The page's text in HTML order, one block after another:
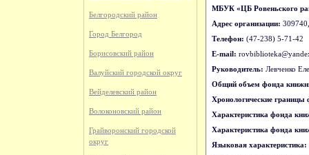
Белгородский район
Город Белгород
Борисовский район
Валуйский городской округ
Вейделевский район
Волоконовский район
Грайворонский городской
округ
МБУК «ЦБ Ровеньского
Адрес организации:
Телефон: (47-238) 5-71-42
E-mail:
Руководитель: Левченко
Общий объем фонда
Хронологические
Характеристика фонда
Характеристика фонда
Языковая характеристика: